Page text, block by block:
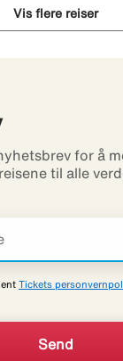
Vis flere reiser
for å
til alle
Tickets